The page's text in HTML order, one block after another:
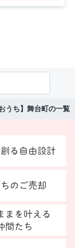
おうち】舞台町の一覧